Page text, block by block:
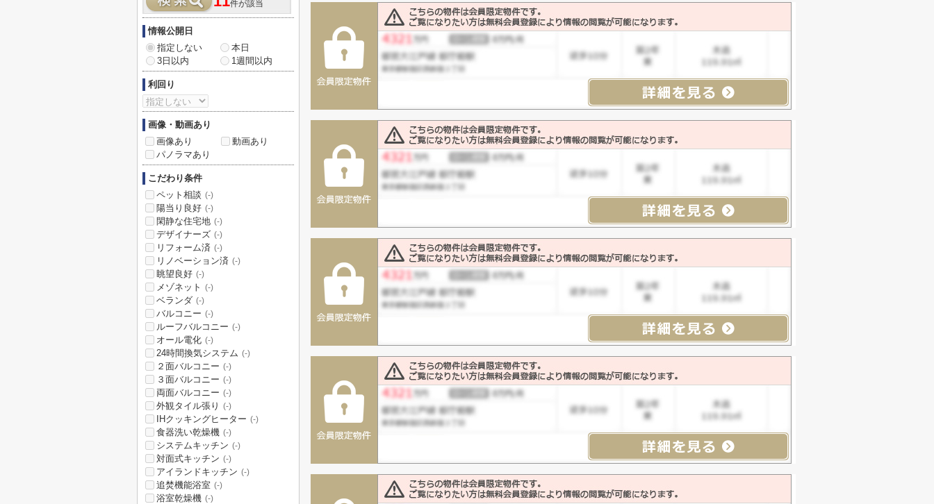
件が該当
情報公開日
指定しない
本日
3日以内
1週間以内
利回り
画像・動画あり
画像あり
動画あり
パノラマあり
こだわり条件
ペット相談 (-)
陽当り良好 (-)
閑静な住宅地 (-)
デザイナーズ (-)
リフォーム済 (-)
リノベーション済 (-)
眺望良好 (-)
メゾネット (-)
ベランダ (-)
バルコニー (-)
ルーフバルコニー (-)
オール電化 (-)
24時間換気システム (-)
２面バルコニー (-)
３面バルコニー (-)
両面バルコニー (-)
外観タイル張り (-)
IHクッキングヒーター (-)
食器洗い乾燥機 (-)
システムキッチン (-)
対面式キッチン (-)
アイランドキッチン (-)
追焚機能浴室 (-)
浴室乾燥機 (-)